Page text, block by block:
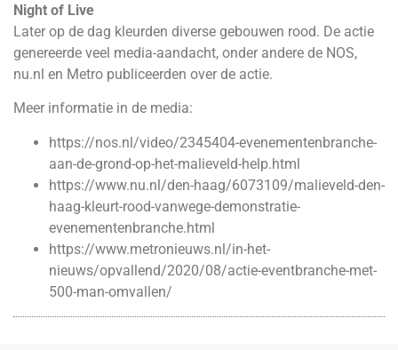
Night of Live
Later op de dag kleurden diverse gebouwen rood. De actie
genereerde veel media-aandacht, onder andere de NOS,
nu.nl en Metro publiceerden over de actie.
Meer informatie in de media:
https://nos.nl/video/2345404-evenementenbranche-
aan-de-grond-op-het-malieveld-help.html
https://www.nu.nl/den-haag/6073109/malieveld-den-
haag-kleurt-rood-vanwege-demonstratie-
evenementenbranche.html
https://www.metronieuws.nl/in-het-
nieuws/opvallend/2020/08/actie-eventbranche-met-
500-man-omvallen/